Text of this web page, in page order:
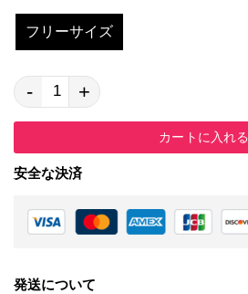
フリーサイズ
- +
カートに入れる
安全な決済
発送について